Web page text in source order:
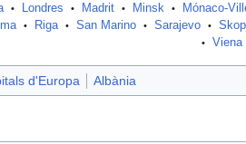
• Londres • Madrit • Minsk • Mónaco-
• Riga • San Marino • Sarajevo •
• Viena
d'Europa Albània